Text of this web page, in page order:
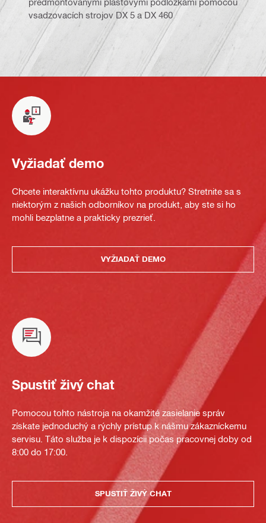
vsadzovacích strojov DX 5 a DX 460
Vyžiadať demo
Chcete interaktívnu ukážku tohto produktu? Stretnite sa s
niektorým z našich odborníkov na produkt, aby ste si ho
mohli bezplatne a prakticky prezrieť.
VYŽIADAŤ DEMO
Spustiť živý chat
Pomocou tohto nástroja na okamžité zasielanie správ
získate jednoduchý a rýchly prístup k nášmu zákazníckemu
servisu. Táto služba je k dispozícii počas pracovnej doby od
8:00 do 17:00.
SPUSTIŤ ŽIVÝ CHAT